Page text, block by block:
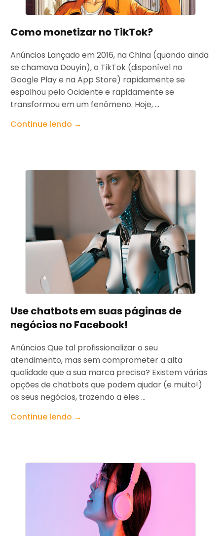
Como monetizar no TikTok?
Anúncios Lançado em 2016, na China (quando ainda
se chamava Douyin), o TikTok (disponível no
Google Play e na App Store) rapidamente se
espalhou pelo Ocidente e rapidamente se
transformou em um fenômeno. Hoje, ...
Continue lendo →
Use chatbots em suas páginas de
negócios no Facebook!
Anúncios Que tal profissionalizar o seu
atendimento, mas sem comprometer a alta
qualidade que a sua marca precisa? Existem várias
opções de chatbots que podem ajudar (e muito!)
os seus negócios, trazendo a eles ...
Continue lendo →